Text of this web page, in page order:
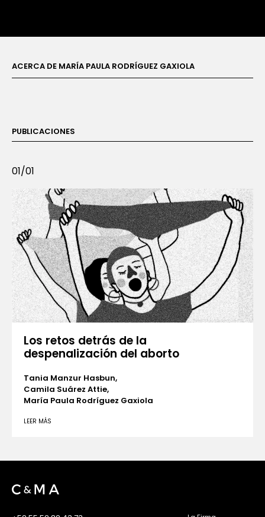
ACERCA DE MARÍA PAULA RODRÍGUEZ GAXIOLA
PUBLICACIONES
01/01
Los retos detrás de la
despenalización del aborto
Tania Manzur Hasbun,
Camila Suárez Attie,
María Paula Rodríguez Gaxiola
LEER MÁS